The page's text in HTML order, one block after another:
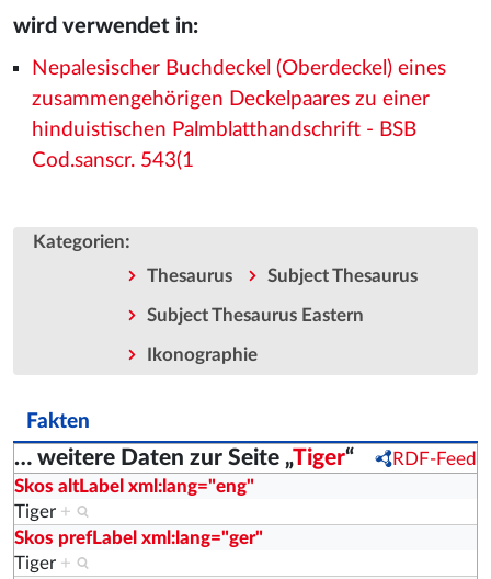
wird verwendet in:
Nepalesischer Buchdeckel (Oberdeckel) eines
zusammengehörigen Deckelpaares zu einer
hinduistischen Palmblatthandschrift - BSB
Cod.sanscr. 543(1
Kategorien:
Thesaurus Subject Thesaurus
Subject Thesaurus Eastern
Ikonographie
Fakten
… weitere Daten zur Seite „Tiger“
RDF-Feed
Skos altLabel xml:lang="eng"
Tiger +
Skos prefLabel xml:lang="ger"
Tiger +